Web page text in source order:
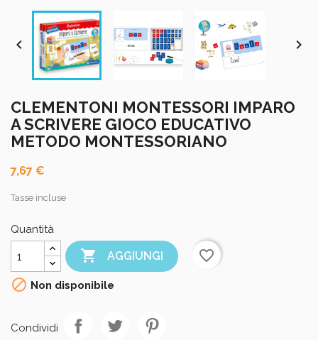
 
CLEMENTONI MONTESSORI IMPARO
A SCRIVERE GIOCO EDUCATIVO
METODO MONTESSORIANO
7,67 €
Tasse incluse
Quantità
 AGGIUNGI
favorite_border
 Non disponibile
Condividi